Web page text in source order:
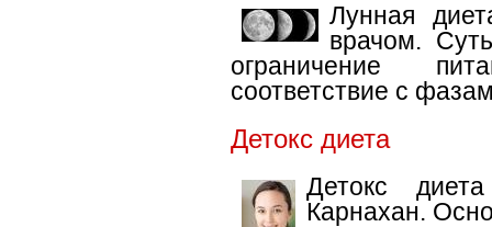
Лунная
врачом.
ограничение
соответствие с
Детокс диета
Детокс
Карнахан.